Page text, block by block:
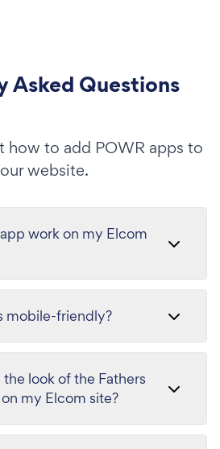
Asked Questions
how to add POWR apps to
website.
work on my Elcom
mobile-friendly?
look of the Fathers
my Elcom site?